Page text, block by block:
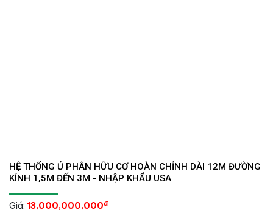
HỆ THỐNG Ủ PHÂN HỮU CƠ HOÀN CHỈNH DÀI 12M ĐƯỜNG
KÍNH 1,5M ĐẾN 3M - NHẬP KHẨU USA
Giá: 13,000,000,000đ